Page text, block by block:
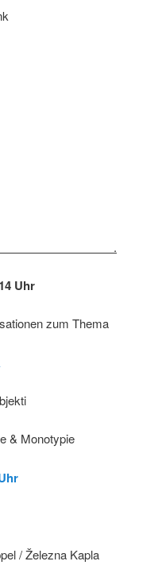
Uhr
zum Thema
& Monotypie
/ Železna Kapla